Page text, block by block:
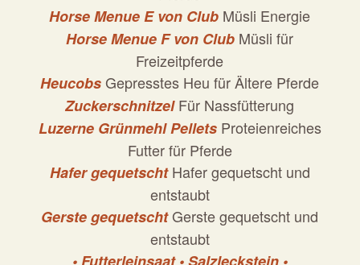
Horse Menue E von Club Müsli Energie
Horse Menue F von Club Müsli für
Freizeitpferde
HeucobsGepresstes Heu für Ältere Pferde
ZuckerschnitzelFür Nassfütterung
Luzerne Grünmehl Pellets Proteienreiches
Futter für Pferde
Hafer gequetschtHafer gequetscht und
entstaubt
Gerste gequetschtGerste gequetscht und
entstaubt